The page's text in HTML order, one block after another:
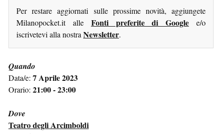
Per restare aggiornati sulle prossime novità, aggiungete
Milanopocket.it alle Fonti preferite di Google e/o
iscrivetevi alla nostra Newsletter.
Quando
Data/e: 7 Aprile 2023
Orario: 21:00 - 23:00
Dove
Teatro degli Arcimboldi